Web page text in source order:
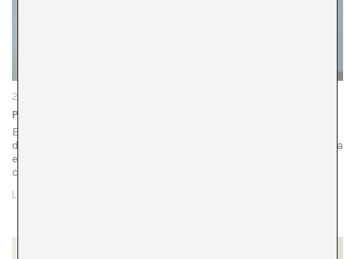
20/07/23
Permanent red y la lucha de las imágenes
En un rincón discreto de la exposición Permanent Red,
dedicada a la trayectoria crítica de John Berger, presentada
en La Virreina Centre de la Imatge, se encuentra la
comparación entre …
LEER MÁS